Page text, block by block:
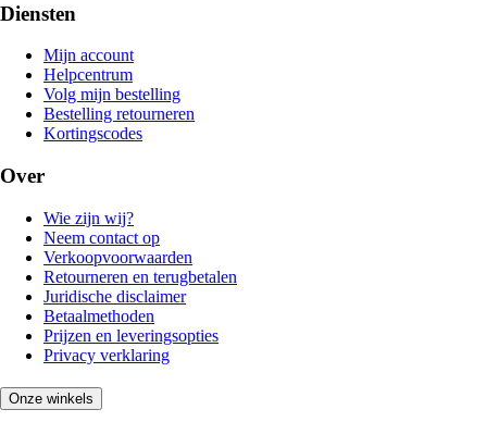
Diensten
Mijn account
Helpcentrum
Volg mijn bestelling
Bestelling retourneren
Kortingscodes
Over
Wie zijn wij?
Neem contact op
Verkoopvoorwaarden
Retourneren en terugbetalen
Juridische disclaimer
Betaalmethoden
Prijzen en leveringsopties
Privacy verklaring
Onze winkels